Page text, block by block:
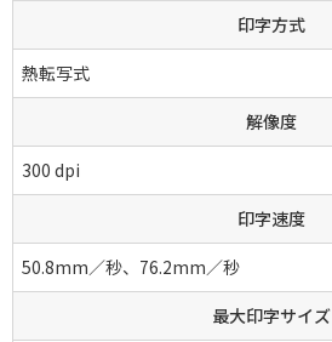
印字方式
熱転写式
解像度
300 dpi
印字速度
50.8mm／秒、76.2mm／秒
最大印字サイズ